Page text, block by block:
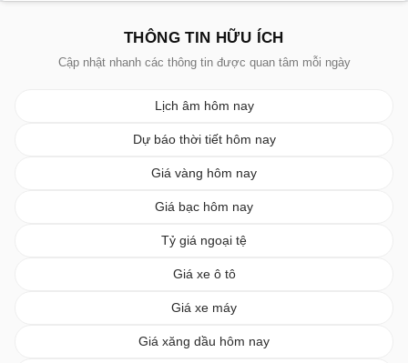
THÔNG TIN HỮU ÍCH
Cập nhật nhanh các thông tin được quan tâm mỗi ngày
Lịch âm hôm nay
Dự báo thời tiết hôm nay
Giá vàng hôm nay
Giá bạc hôm nay
Tỷ giá ngoại tệ
Giá xe ô tô
Giá xe máy
Giá xăng dầu hôm nay